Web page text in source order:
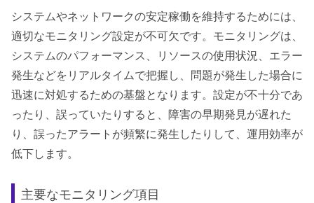
システムやネットワークの安定稼働を維持するためには、
適切なモニタリング設定が不可欠です。モニタリングは、
システムのパフォーマンス、リソースの使用状況、エラー
発生などをリアルタイムで把握し、問題が発生した場合に
迅速に対処するための基盤となります。設定が不十分であ
ったり、誤っていたりすると、障害の早期発見が遅れた
り、誤ったアラートが頻繁に発生したりして、運用効率が
低下します。
主要なモニタリング項目